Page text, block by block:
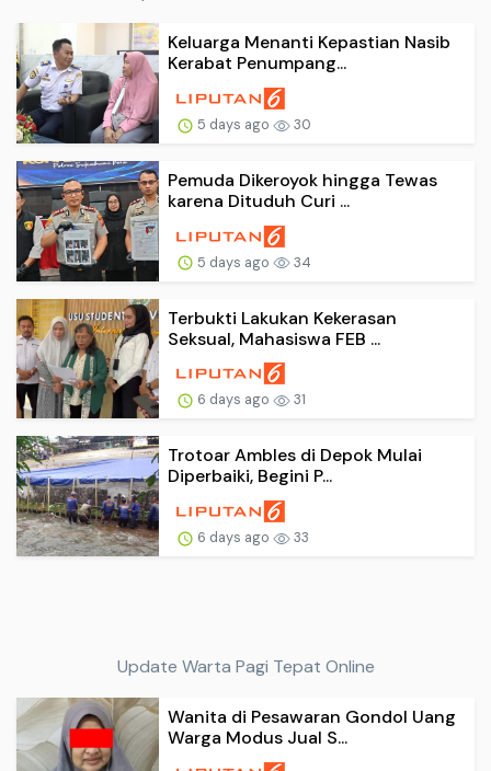
Keluarga Menanti Kepastian Nasib
Kerabat Penumpang...
5 days ago 30
Pemuda Dikeroyok hingga Tewas
karena Dituduh Curi ...
5 days ago 34
Terbukti Lakukan Kekerasan
Seksual, Mahasiswa FEB ...
6 days ago 31
Trotoar Ambles di Depok Mulai
Diperbaiki, Begini P...
6 days ago 33
Update Warta Pagi Tepat Online
Wanita di Pesawaran Gondol Uang
Warga Modus Jual S...